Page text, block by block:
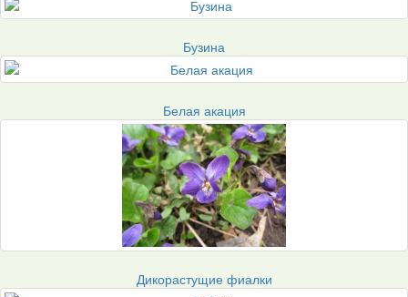
Бузина
Белая акация
Дикорастущие фиалки